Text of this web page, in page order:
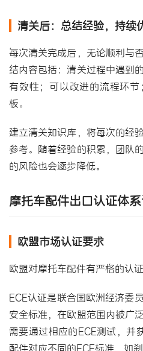
清关后：总结经验，持续
每次清关完成后，无论顺利与
结内容包括：清关过程中遇到
有效性；可以改进的流程环
板。
建立清关知识库，将每次的经
参考。随着经验的积累，团队
的风险也会逐步降低。
摩托车配件出口认证体
欧盟市场认证要求
欧盟对摩托车配件有严格的认
ECE认证是联合国欧洲经济委
安全标准，在欧盟范围内被广
需要通过相应的ECE测试，并
配件对应不同的ECE标准，如